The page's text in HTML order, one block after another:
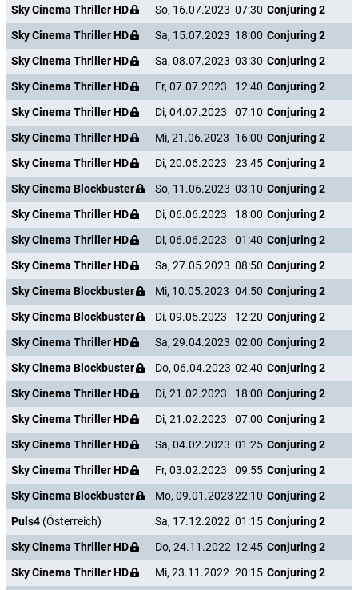
Sky Cinema Thriller HD
So, 16.07.2023 07:30 Conjuring 2
Sky Cinema Thriller HD
Sa, 15.07.2023 18:00 Conjuring 2
Sky Cinema Thriller HD
Sa, 08.07.2023 03:30 Conjuring 2
Sky Cinema Thriller HD
Fr, 07.07.2023 12:40 Conjuring 2
Sky Cinema Thriller HD
Di, 04.07.2023 07:10 Conjuring 2
Sky Cinema Thriller HD
Mi, 21.06.2023 16:00 Conjuring 2
Sky Cinema Thriller HD
Di, 20.06.2023 23:45 Conjuring 2
Sky Cinema Blockbuster
So, 11.06.2023 03:10 Conjuring 2
Sky Cinema Thriller HD
Di, 06.06.2023 18:00 Conjuring 2
Sky Cinema Thriller HD
Di, 06.06.2023 01:40 Conjuring 2
Sky Cinema Thriller HD
Sa, 27.05.2023 08:50 Conjuring 2
Sky Cinema Blockbuster
Mi, 10.05.2023 04:50 Conjuring 2
Sky Cinema Blockbuster
Di, 09.05.2023 12:20 Conjuring 2
Sky Cinema Thriller HD
Sa, 29.04.2023 02:00 Conjuring 2
Sky Cinema Blockbuster
Do, 06.04.2023 02:40 Conjuring 2
Sky Cinema Thriller HD
Di, 21.02.2023 18:00 Conjuring 2
Sky Cinema Thriller HD
Di, 21.02.2023 07:00 Conjuring 2
Sky Cinema Thriller HD
Sa, 04.02.2023 01:25 Conjuring 2
Sky Cinema Thriller HD
Fr, 03.02.2023 09:55 Conjuring 2
Sky Cinema Blockbuster
Mo, 09.01.202322:10 Conjuring 2
Puls4 (Österreich) Sa, 17.12.2022 01:15 Conjuring 2
Sky Cinema Thriller HD
Do, 24.11.2022 12:45 Conjuring 2
Sky Cinema Thriller HD
Mi, 23.11.2022 20:15 Conjuring 2